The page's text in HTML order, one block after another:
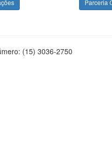
Parceria
(15) 3036-2750